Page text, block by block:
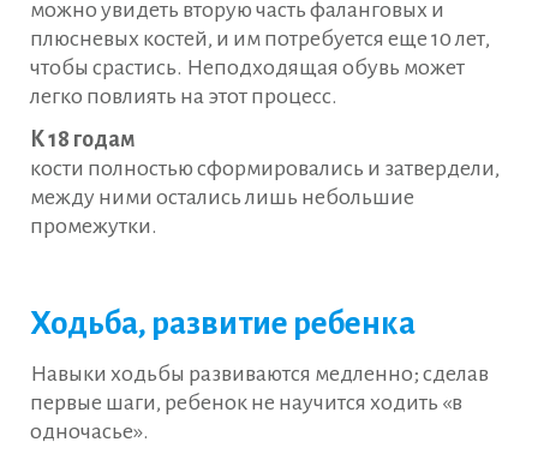
можно увидеть вторую часть фаланговых и
плюсневых костей, и им потребуется еще 10 лет,
чтобы срастись. Неподходящая обувь может
легко повлиять на этот процесс.
К 18 годам
кости полностью сформировались и затвердели,
между ними остались лишь небольшие
промежутки.
Ходьба, развитие ребенка
Навыки ходьбы развиваются медленно; сделав
первые шаги, ребенок не научится ходить «в
одночасье».